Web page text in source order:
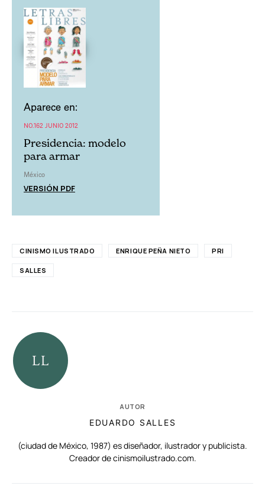
Aparece en:
NO.162 JUNIO 2012
Presidencia: modelo
para armar
México
VERSIÓN PDF
CINISMO ILUSTRADO ENRIQUE PEÑA NIETO PRI
SALLES
AUTOR
EDUARDO SALLES
(ciudad de México, 1987) es diseñador, ilustrador y publicista.
Creador de cinismoilustrado.com.